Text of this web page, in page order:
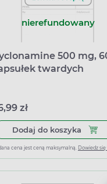
500 mg, 90
nierefundowany
500 mg,
twardych
zł
Dodaj do koszyka
cena jest ceną maksymalną. Dowiedz